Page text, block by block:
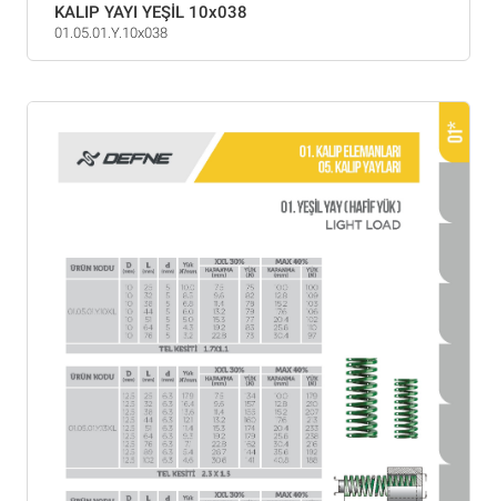
KALIP YAYI YEŞİL 10x038
01.05.01.Y.10x038